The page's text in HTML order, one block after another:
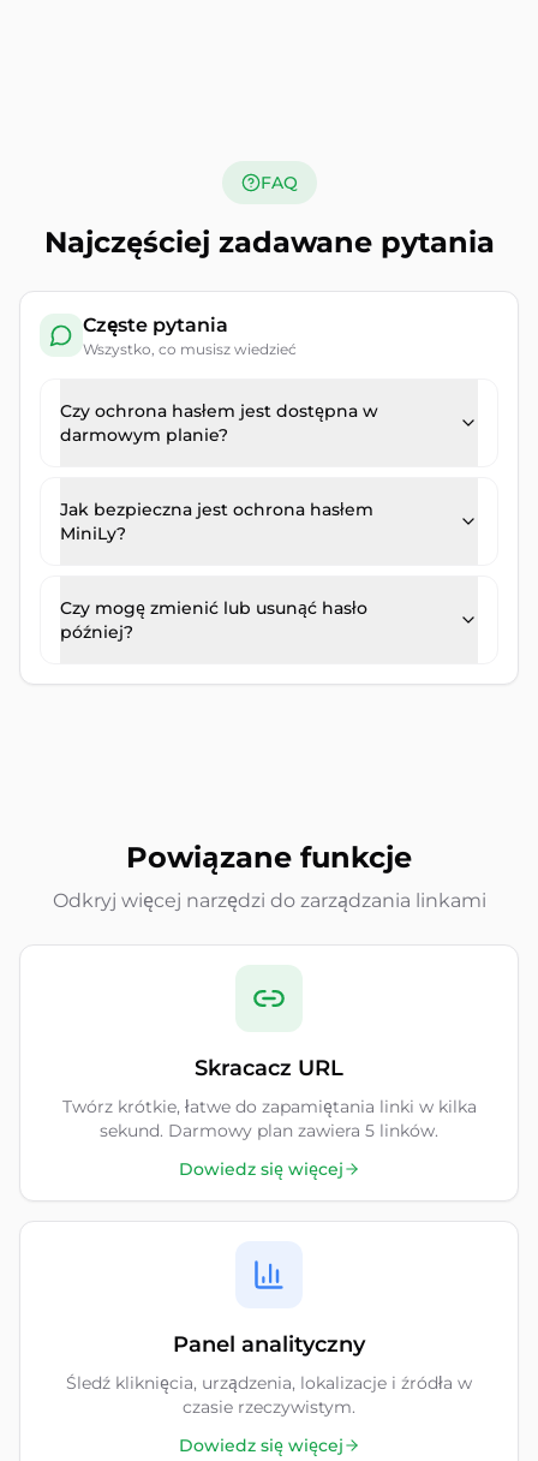
FAQ
Najczęściej zadawane pytania
Częste pytania
Wszystko, co musisz wiedzieć
Czy ochrona hasłem jest dostępna w
darmowym planie?
Jak bezpieczna jest ochrona hasłem
MiniLy?
Czy mogę zmienić lub usunąć hasło
później?
Powiązane funkcje
Odkryj więcej narzędzi do zarządzania linkami
Skracacz URL
Twórz krótkie, łatwe do zapamiętania linki w kilka
sekund. Darmowy plan zawiera 5 linków.
Dowiedz się więcej
Panel analityczny
Śledź kliknięcia, urządzenia, lokalizacje i źródła w
czasie rzeczywistym.
Dowiedz się więcej